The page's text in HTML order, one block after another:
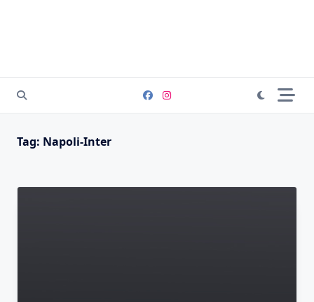
Tag: Napoli-Inter